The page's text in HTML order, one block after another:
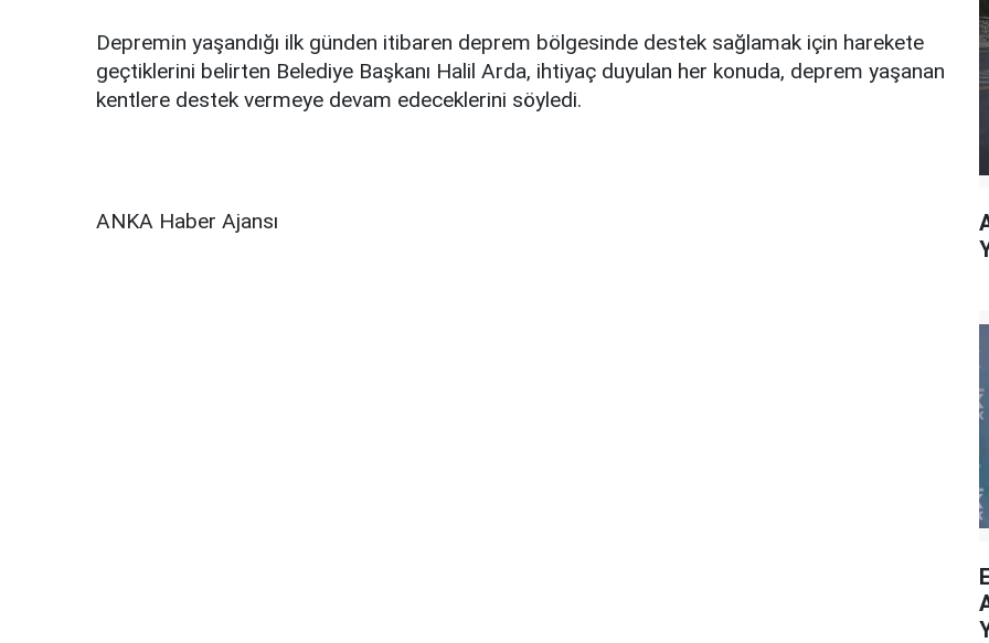
Depremin yaşandığı ilk günden itibaren deprem bölgesinde destek sağlamak için harekete
geçtiklerini belirten Belediye Başkanı Halil Arda, ihtiyaç duyulan her konuda, deprem yaşanan
kentlere destek vermeye devam edeceklerini söyledi.
ANKA Haber Ajansı